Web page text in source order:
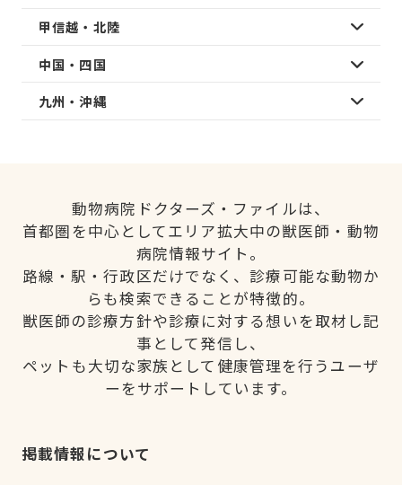
甲信越・北陸
中国・四国
九州・沖縄
動物病院ドクターズ・ファイルは、
首都圏を中心としてエリア拡大中の獣医師・動物
病院情報サイト。
路線・駅・行政区だけでなく、診療可能な動物か
らも検索できることが特徴的。
獣医師の診療方針や診療に対する想いを取材し記
事として発信し、
ペットも大切な家族として健康管理を行うユーザ
ーをサポートしています。
掲載情報について